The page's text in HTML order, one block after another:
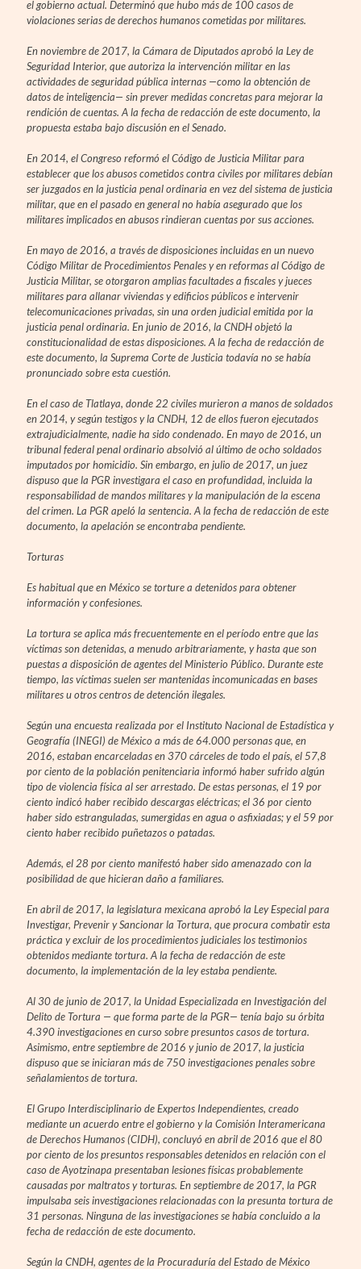
el gobierno actual. Determinó que hubo más de 100 casos de
violaciones serias de derechos humanos cometidas por militares.
En noviembre de 2017, la Cámara de Diputados aprobó la Ley de
Seguridad Interior, que autoriza la intervención militar en las
actividades de seguridad pública internas —como la obtención de
datos de inteligencia— sin prever medidas concretas para mejorar la
rendición de cuentas. A la fecha de redacción de este documento, la
propuesta estaba bajo discusión en el Senado.
En 2014, el Congreso reformó el Código de Justicia Militar para
establecer que los abusos cometidos contra civiles por militares debían
ser juzgados en la justicia penal ordinaria en vez del sistema de justicia
militar, que en el pasado en general no había asegurado que los
militares implicados en abusos rindieran cuentas por sus acciones.
En mayo de 2016, a través de disposiciones incluidas en un nuevo
Código Militar de Procedimientos Penales y en reformas al Código de
Justicia Militar, se otorgaron amplias facultades a fiscales y jueces
militares para allanar viviendas y edificios públicos e intervenir
telecomunicaciones privadas, sin una orden judicial emitida por la
justicia penal ordinaria. En junio de 2016, la CNDH objetó la
constitucionalidad de estas disposiciones. A la fecha de redacción de
este documento, la Suprema Corte de Justicia todavía no se había
pronunciado sobre esta cuestión.
En el caso de Tlatlaya, donde 22 civiles murieron a manos de soldados
en 2014, y según testigos y la CNDH, 12 de ellos fueron ejecutados
extrajudicialmente, nadie ha sido condenado. En mayo de 2016, un
tribunal federal penal ordinario absolvió al último de ocho soldados
imputados por homicidio. Sin embargo, en julio de 2017, un juez
dispuso que la PGR investigara el caso en profundidad, incluida la
responsabilidad de mandos militares y la manipulación de la escena
del crimen. La PGR apeló la sentencia. A la fecha de redacción de este
documento, la apelación se encontraba pendiente.
Torturas
Es habitual que en México se torture a detenidos para obtener
información y confesiones.
La tortura se aplica más frecuentemente en el período entre que las
víctimas son detenidas, a menudo arbitrariamente, y hasta que son
puestas a disposición de agentes del Ministerio Público. Durante este
tiempo, las víctimas suelen ser mantenidas incomunicadas en bases
militares u otros centros de detención ilegales.
Según una encuesta realizada por el Instituto Nacional de Estadística y
Geografía (INEGI) de México a más de 64.000 personas que, en
2016, estaban encarceladas en 370 cárceles de todo el país, el 57,8
por ciento de la población penitenciaria informó haber sufrido algún
tipo de violencia física al ser arrestado. De estas personas, el 19 por
ciento indicó haber recibido descargas eléctricas; el 36 por ciento
haber sido estranguladas, sumergidas en agua o asfixiadas; y el 59 por
ciento haber recibido puñetazos o patadas.
Además, el 28 por ciento manifestó haber sido amenazado con la
posibilidad de que hicieran daño a familiares.
En abril de 2017, la legislatura mexicana aprobó la Ley Especial para
Investigar, Prevenir y Sancionar la Tortura, que procura combatir esta
práctica y excluir de los procedimientos judiciales los testimonios
obtenidos mediante tortura. A la fecha de redacción de este
documento, la implementación de la ley estaba pendiente.
Al 30 de junio de 2017, la Unidad Especializada en Investigación del
Delito de Tortura — que forma parte de la PGR— tenía bajo su órbita
4.390 investigaciones en curso sobre presuntos casos de tortura.
Asimismo, entre septiembre de 2016 y junio de 2017, la justicia
dispuso que se iniciaran más de 750 investigaciones penales sobre
señalamientos de tortura.
El Grupo Interdisciplinario de Expertos Independientes, creado
mediante un acuerdo entre el gobierno y la Comisión Interamericana
de Derechos Humanos (CIDH), concluyó en abril de 2016 que el 80
por ciento de los presuntos responsables detenidos en relación con el
caso de Ayotzinapa presentaban lesiones físicas probablemente
causadas por maltratos y torturas. En septiembre de 2017, la PGR
impulsaba seis investigaciones relacionadas con la presunta tortura de
31 personas. Ninguna de las investigaciones se había concluido a la
fecha de redacción de este documento.
Según la CNDH, agentes de la Procuraduría del Estado de México